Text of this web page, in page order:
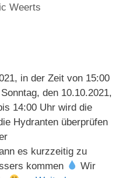
Weerts
in der Zeit von 15:00
den 10.10.2021,
14:00 Uhr wird die
Hydranten überprüfen
es kurzzeitig zu
kommen
Wir